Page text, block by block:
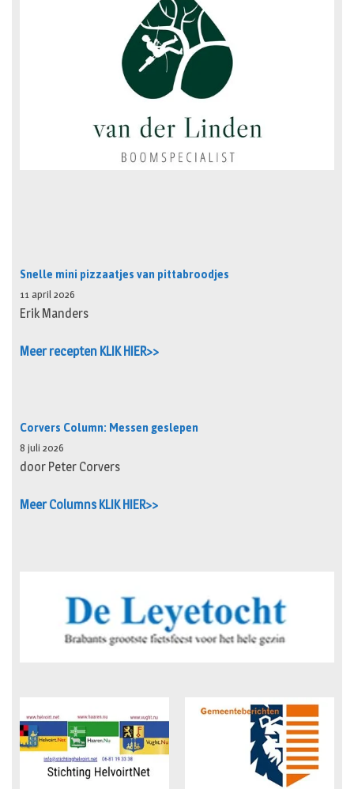
Snelle mini pizzaatjes van pittabroodjes
11 april 2026
Erik Manders
Meer recepten KLIK HIER>>
Corvers Column: Messen geslepen
8 juli 2026
door Peter Corvers
Meer Columns KLIK HIER>>